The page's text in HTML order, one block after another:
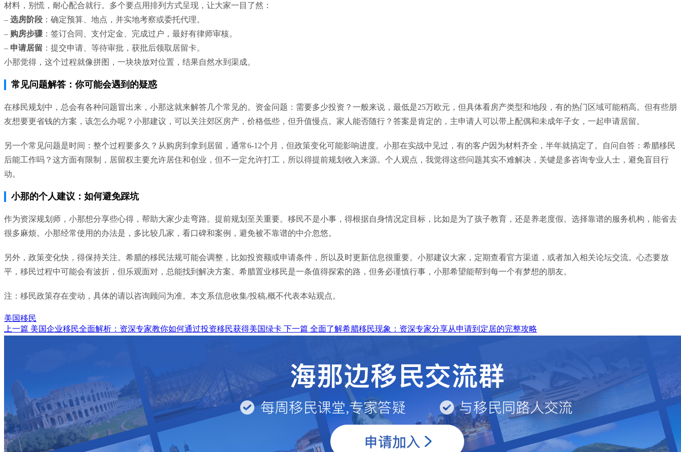
材料，别慌，耐心配合就行。多个要点用排列方式呈现，让大家一目了然：
– 选房阶段 ：确定预算、地点，并实地考察或委托代理。
– 购房步骤 ：签订合同、支付定金、完成过户，最好有律师审核。
– 申请居留 ：提交申请、等待审批，获批后领取居留卡。
小那觉得，这个过程就像拼图，一块块放对位置，结果自然水到渠成。
常见问题解答：你可能会遇到的疑惑
在移民规划中，总会有各种问题冒出来，小那这就来解答几个常见的。资金问题：需要多少投资？一般来说，最低是25万欧元，但具体看房产类型和地段，有的热门区域可能稍高。但有些朋
友想要更省钱的方案，该怎么办呢？小那建议，可以关注郊区房产，价格低些，但升值慢点。家人能否随行？答案是肯定的，主申请人可以带上配偶和未成年子女，一起申请居留。
另一个常见问题是时间：整个过程要多久？从购房到拿到居留，通常6-12个月，但政策变化可能影响进度。小那在实战中见过，有的客户因为材料齐全，半年就搞定了。自问自答：希腊移民
后能工作吗？这方面有限制，居留权主要允许居住和创业，但不一定允许打工，所以得提前规划收入来源。个人观点，我觉得这些问题其实不难解决，关键是多咨询专业人士，避免盲目行
动。
小那的个人建议：如何避免踩坑
作为资深规划师，小那想分享些心得，帮助大家少走弯路。提前规划至关重要。移民不是小事，得根据自身情况定目标，比如是为了孩子教育，还是养老度假。选择靠谱的服务机构，能省去
很多麻烦。小那经常使用的办法是，多比较几家，看口碑和案例，避免被不靠谱的中介忽悠。
另外，政策变化快，得保持关注。希腊的移民法规可能会调整，比如投资额或申请条件，所以及时更新信息很重要。小那建议大家，定期查看官方渠道，或者加入相关论坛交流。心态要放
平，移民过程中可能会有波折，但乐观面对，总能找到解决方案。希腊置业移民是一条值得探索的路，但务必谨慎行事，小那希望能帮到每一个有梦想的朋友。
注：移民政策存在变动，具体的请以咨询顾问为准。本文系信息收集/投稿,概不代表本站观点。
美国移民
上一篇 美国企业移民全面解析：资深专家教你如何通过投资移民获得美国绿卡 下一篇 全面了解希腊移民现象：资深专家分享从申请到定居的完整攻略